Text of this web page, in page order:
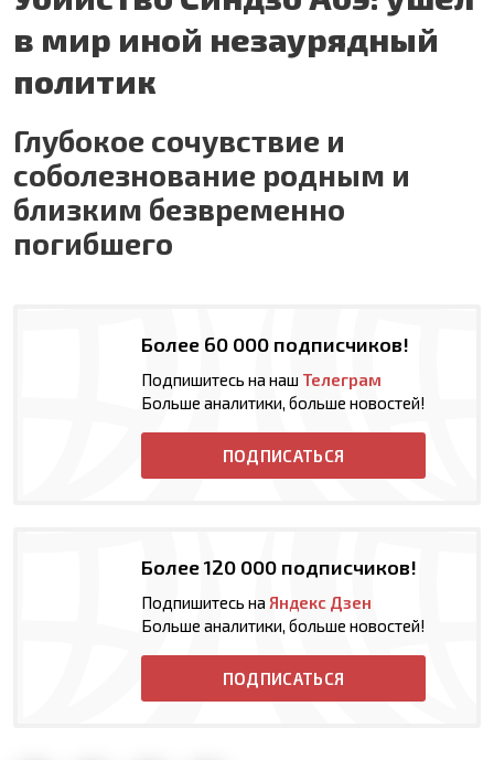
в мир иной незаурядный
политик
Глубокое сочувствие и
соболезнование родным и
близким безвременно
погибшего
Более 60 000 подписчиков!
Подпишитесь на наш Телеграм
Больше аналитики, больше новостей!
ПОДПИСАТЬСЯ
Более 120 000 подписчиков!
Подпишитесь на Яндекс Дзен
Больше аналитики, больше новостей!
ПОДПИСАТЬСЯ